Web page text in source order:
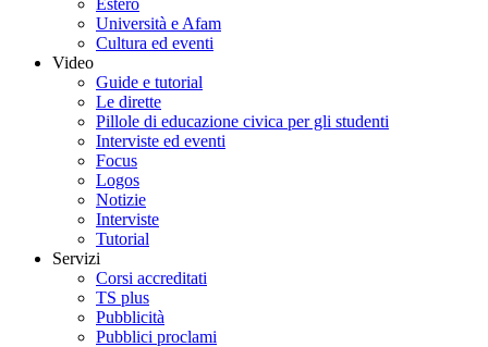
Università e Afam
Cultura ed eventi
Video
Guide e tutorial
Le dirette
Pillole di educazione civica per gli studenti
Interviste ed eventi
Focus
Logos
Notizie
Interviste
Tutorial
Servizi
Corsi accreditati
TS plus
Pubblicità
Pubblici proclami